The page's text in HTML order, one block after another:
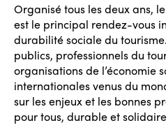
Organisé tous les deux ans,
est le principal rendez-vous
durabilité sociale du
publics, professionnels du
organisations de l’économie
internationales venus du
sur les enjeux et les bonnes
pour tous, durable et